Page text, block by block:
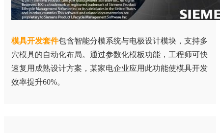
模具开发套件包含智能分模系统与电极设计模块，支持多
穴模具的自动化布局。通过参数化模板功能，工程师可快
速复用成熟设计方案，某家电企业应用此功能使模具开发
效率提升60%。